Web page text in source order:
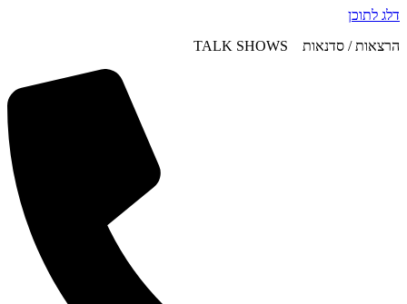
דלג לתוכן
הרצאות / סדנאות TALK SHOWS